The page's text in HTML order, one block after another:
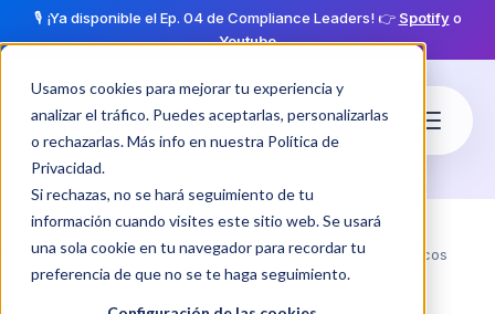
Usamos cookies para mejorar tu experiencia y
analizar el tráfico. Puedes aceptarlas, personalizarlas
o rechazarlas. Más info en nuestra Política de
Privacidad.
Si rechazas, no se hará seguimiento de tu
información cuando visites este sitio web. Se usará
una sola cookie en tu navegador para recordar tu
preferencia de que no se te haga seguimiento.
🎙️ ¡Ya disponible el Ep. 04 de Compliance Leaders! 👉 Spotifyo
Youtube
Presidente Boric promulga la Ley sobre Delitos Económicos
schedule